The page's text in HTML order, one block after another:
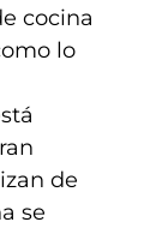
cocina
lo
de
se